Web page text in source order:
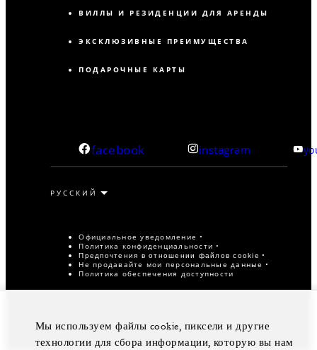
ВИЛЛЫ И РЕЗИДЕНЦИИ ДЛЯ АРЕНДЫ
ЭКСКЛЮЗИВНЫЕ ПРЕИМУЩЕСТВА
ПОДАРОЧНЫЕ КАРТЫ
facebook instagram
Официальное уведомление
Политика конфиденциальности
Предпочтения в отношении файлов cookie
Не продавайте мои персональные данные
Политика обеспечения доступности
Мы используем файлы cookie, пиксели и другие
технологии для сбора информации, которую вы нам